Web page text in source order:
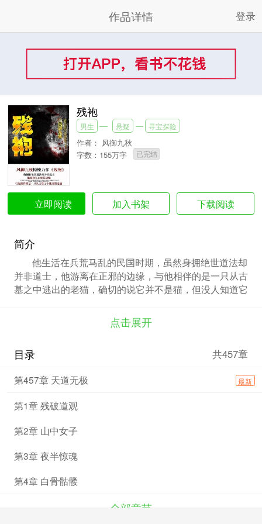
作品详情 登录
残袍
男生 悬疑 寻宝探险
作者： 风御九秋
字数：155万字
已完结
立即阅读 加入书架 下载阅读
简介
他生活在兵荒马乱的民国时期，虽然身拥绝世道法却
并非道士，他游离在正邪的边缘，与他相伴的是一只从古
墓之中逃出的老猫，确切的说它并不是猫，但没人知道它
点击展开
目录 共457章
第457章 天道无极 最新
第1章 残破道观
第2章 山中女子
第3章 夜半惊魂
第4章 白骨骷髅
全部章节